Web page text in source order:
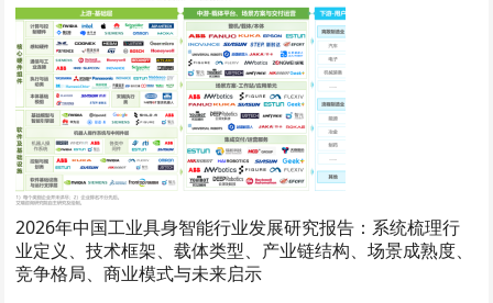
2026年中国工业具身智能行业发展研究报告：系统梳理行
业定义、技术框架、载体类型、产业链结构、场景成熟度、
竞争格局、商业模式与未来启示